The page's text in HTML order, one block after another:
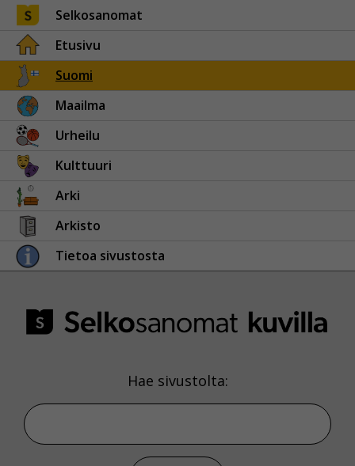
Selkosanomat
Etusivu
Suomi
Maailma
Urheilu
Kulttuuri
Arki
Arkisto
Tietoa sivustosta
Hae sivustolta: